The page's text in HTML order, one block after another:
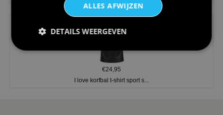
€24,95
I love korfbal t-shirt sport s...
ALLES AFWIJZEN
DETAILS WEERGEVEN